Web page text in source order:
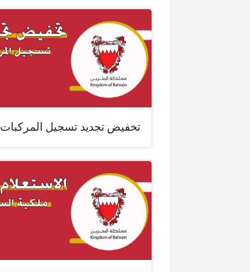
تخفيض تجديد تسجيل المركبات